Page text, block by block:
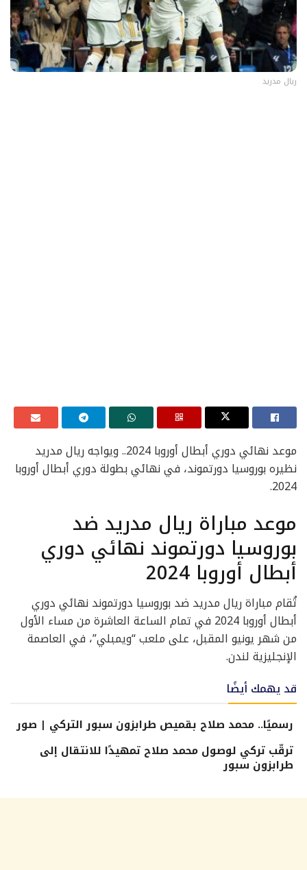
ريال مدريد
موعد نهائي دوري أبطال أوروبا 2024.. ويواجه ريال مدريد
نظيره بوروسيا دورتموند، في نهائي بطولة دوري أبطال أوروبا
2024.
موعد مباراة ريال مدريد ضد
بوروسيا دورتموند نهائي دوري
أبطال أوروبا 2024
تُقام مباراة ريال مدريد ضد بوروسيا دورتموند نهائي دوري
أبطال أوروبا 2024 في تمام الساعة العاشرة من مساء الأول
من شهر يونيو المقبل، على ملعب “ويمبلي”، في العاصمة
الإنجليزية لندن.
قد يهمك أيضًا
رسميًا.. محمد صلاح بقميص طرابزون سبور التركي | صور
ترقّب تركي لوصول محمد صلاح تمهيدًا للانتقال إلى
طرابزون سبور